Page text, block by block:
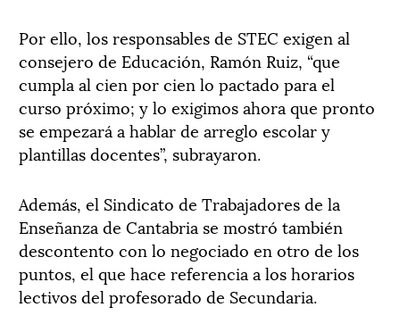
Por ello, los responsables de STEC exigen al
consejero de Educación, Ramón Ruiz, “que
cumpla al cien por cien lo pactado para el
curso próximo; y lo exigimos ahora que pronto
se empezará a hablar de arreglo escolar y
plantillas docentes”, subrayaron.
Además, el Sindicato de Trabajadores de la
Enseñanza de Cantabria se mostró también
descontento con lo negociado en otro de los
puntos, el que hace referencia a los horarios
lectivos del profesorado de Secundaria.